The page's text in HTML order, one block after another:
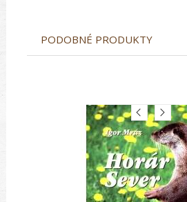
PODOBNÉ PRODUKTY